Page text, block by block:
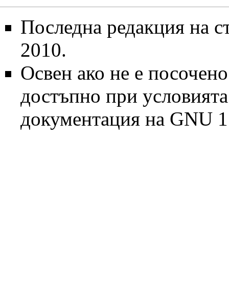
Последна редакция на
2010.
Освен ако не е
достъпно при
документация на GNU